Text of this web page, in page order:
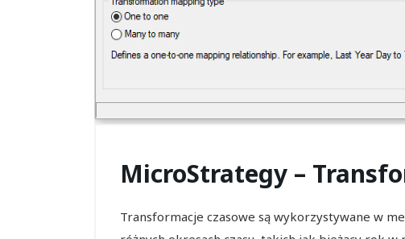
MicroStrategy –
Transformacje czasowe są wykorzystywane w